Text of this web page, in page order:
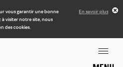
vous garantir une bonne
visiter notre site, nous
des cookies.
En savoir plus